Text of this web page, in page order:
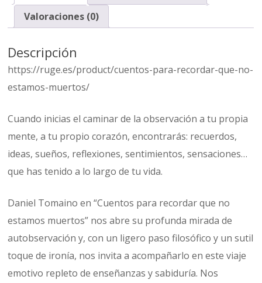
Valoraciones (0)
Descripción
https://ruge.es/product/cuentos-para-recordar-que-no-
estamos-muertos/
Cuando inicias el caminar de la observación a tu propia
mente, a tu propio corazón, encontrarás: recuerdos,
ideas, sueños, reflexiones, sentimientos, sensaciones…
que has tenido a lo largo de tu vida.
Daniel Tomaino en “Cuentos para recordar que no
estamos muertos” nos abre su profunda mirada de
autobservación y, con un ligero paso filosófico y un sutil
toque de ironía, nos invita a acompañarlo en este viaje
emotivo repleto de enseñanzas y sabiduría. Nos